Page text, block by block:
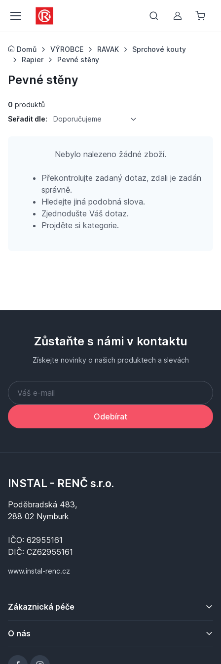
Můj účet
Domů VÝROBCE RAVAK
Sprchové kouty
Rapier
Pevné stěny
Pevné stěny
0 produktů
Seřadit dle:
Doporučujeme
Nebylo nalezeno žádné zboží.
Překontrolujte zadaný dotaz, zdali je zadán
správně.
Hledejte jiná podobná slova.
Zjednodušte Váš dotaz.
Projděte si kategorie.
Zůstaňte s námi v kontaktu
Získejte novinky o našich produktech a slevách
Odebírat
INSTAL - RENČ s.r.o.
Poděbradská 483,
288 02 Nymburk
IČO: 62955161
DIČ: CZ62955161
www.instal-renc.cz
Zákaznická péče
O nás